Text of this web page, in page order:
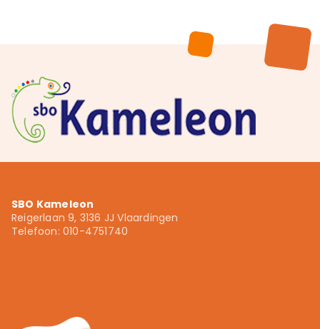
SBO Kameleon
Reigerlaan 9, 3136 JJ Vlaardingen
Telefoon: 010-4751740